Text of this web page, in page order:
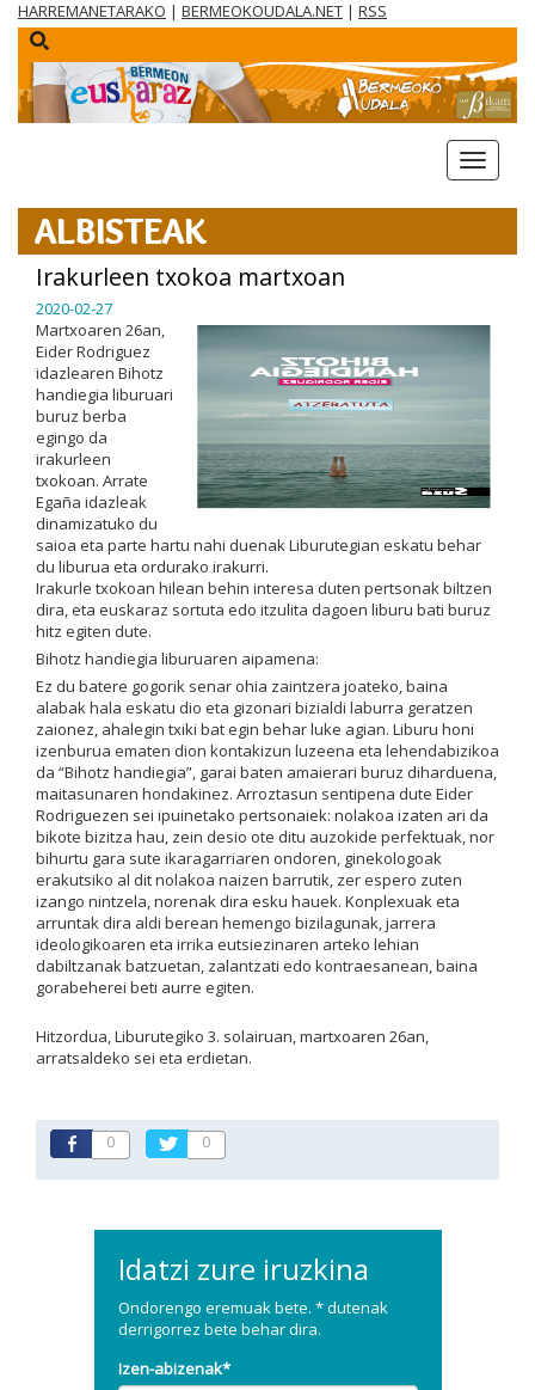
HARREMANETARAKO | BERMEOKOUDALA.NET | RSS
menua
ALBISTEAK
Irakurleen txokoa martxoan
2020-02-27
Martxoaren 26an,
Eider Rodriguez
idazlearen Bihotz
handiegia liburuari
buruz berba
egingo da
irakurleen
txokoan. Arrate
Egaña idazleak
dinamizatuko du
saioa eta parte hartu nahi duenak Liburutegian eskatu behar
du liburua eta ordurako irakurri.
Irakurle txokoan hilean behin interesa duten pertsonak biltzen
dira, eta euskaraz sortuta edo itzulita dagoen liburu bati buruz
hitz egiten dute.
Bihotz handiegia liburuaren aipamena:
Ez du batere gogorik senar ohia zaintzera joateko, baina
alabak hala eskatu dio eta gizonari bizialdi laburra geratzen
zaionez, ahalegin txiki bat egin behar luke agian. Liburu honi
izenburua ematen dion kontakizun luzeena eta lehendabizikoa
da “Bihotz handiegia”, garai baten amaierari buruz diharduena,
maitasunaren hondakinez. Arroztasun sentipena dute Eider
Rodriguezen sei ipuinetako pertsonaiek: nolakoa izaten ari da
bikote bizitza hau, zein desio ote ditu auzokide perfektuak, nor
bihurtu gara sute ikaragarriaren ondoren, ginekologoak
erakutsiko al dit nolakoa naizen barrutik, zer espero zuten
izango nintzela, norenak dira esku hauek. Konplexuak eta
arruntak dira aldi berean hemengo bizilagunak, jarrera
ideologikoaren eta irrika eutsiezinaren arteko lehian
dabiltzanak batzuetan, zalantzati edo kontraesanean, baina
gorabeherei beti aurre egiten.
Hitzordua, Liburutegiko 3. solairuan, martxoaren 26an,
arratsaldeko sei eta erdietan.
0 0
Idatzi zure iruzkina
Ondorengo eremuak bete. * dutenak
derrigorrez bete behar dira.
Izen-abizenak*